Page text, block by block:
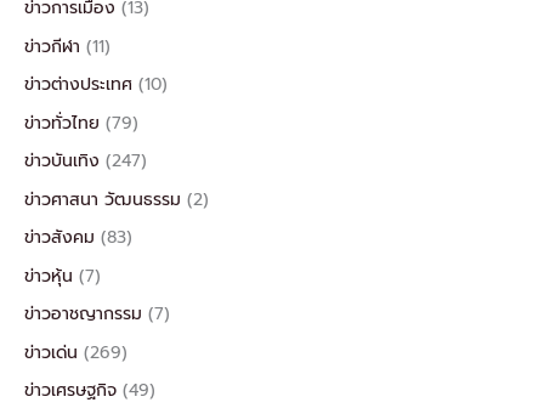
ข่าวการเมือง (13)
ข่าวกีฬา (11)
ข่าวต่างประเทศ (10)
ข่าวทั่วไทย (79)
ข่าวบันเทิง (247)
ข่าวศาสนา วัฒนธรรม (2)
ข่าวสังคม (83)
ข่าวหุ้น (7)
ข่าวอาชญากรรม (7)
ข่าวเด่น (269)
ข่าวเศรษฐกิจ (49)